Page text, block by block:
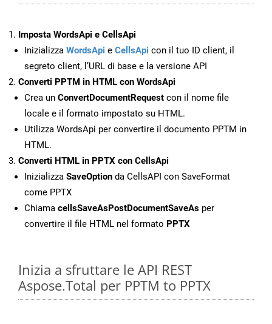
Imposta WordsApi e CellsApi
Inizializza WordsApi e CellsApi con il tuo ID client, il
segreto client, l’URL di base e la versione API
Converti PPTM in HTML con WordsApi
Crea un ConvertDocumentRequest con il nome file
locale e il formato impostato su HTML.
Utilizza WordsApi per convertire il documento PPTM in
HTML.
Converti HTML in PPTX con CellsApi
Inizializza SaveOption da CellsAPI con SaveFormat
come PPTX
Chiama cellsSaveAsPostDocumentSaveAs per
convertire il file HTML nel formato PPTX
Inizia a sfruttare le API REST
Aspose.Total per PPTM to PPTX